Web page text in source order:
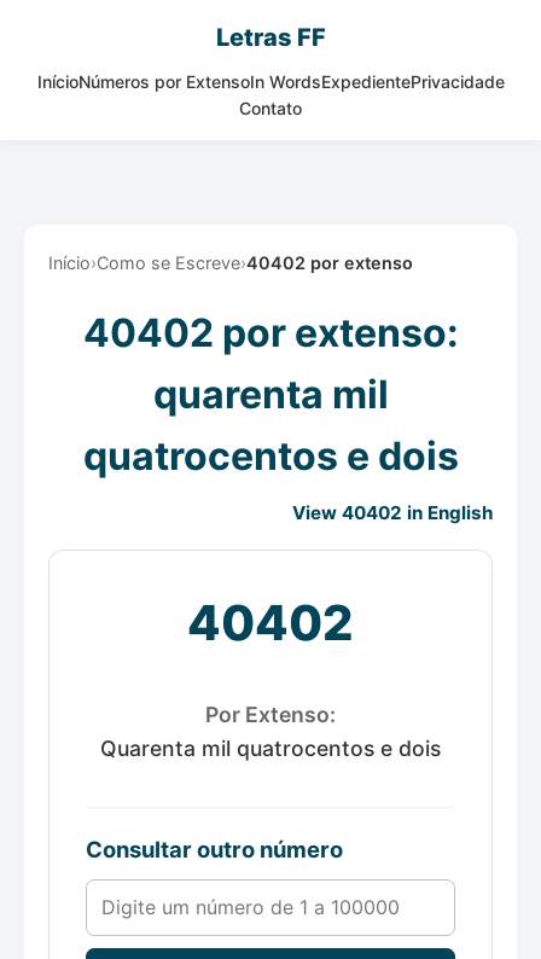
Letras FF
InícioNúmeros por ExtensoIn WordsExpedientePrivacidade
Contato
Início›Como se Escreve›40402 por extenso
40402 por extenso:
quarenta mil
quatrocentos e dois
View 40402 in English
40402
Por Extenso:
Quarenta mil quatrocentos e dois
Consultar outro número
Número de 1 a 100000